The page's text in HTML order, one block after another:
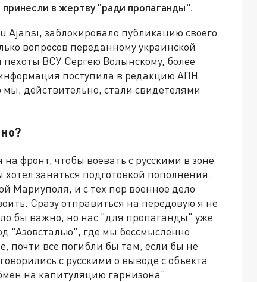
принесли в жертву "ради пропаганды".
Ajansı, заблокировало публикацию своего
вопросов переданному украинской
ВСУ Сергею Волынскому, более
поступила в редакцию АПН
действительно, стали свидетелями
фронт, чтобы воевать с русскими в зоне
заняться подготовкой пополнения.
Мариуполя, и с тех пор военное дело
Сразу отправиться на передовую я не
бы важно, но нас "для пропаганды" уже
"Азовсталью", где мы бессмысленно
почти все погибли бы там, если бы не
с русскими о выводе с объекта
на капитуляцию гарнизона".